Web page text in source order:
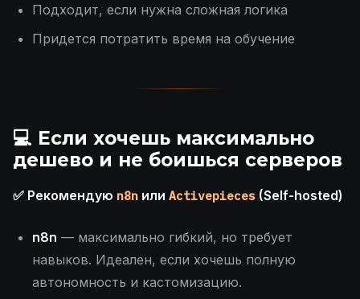
Подходит, если нужна сложная логика
Придется потратить время на обучение
💻 Если хочешь максимально
дешево и не боишься серверов
✅ Рекомендую n8n или Activepieces (Self-hosted)
n8n — максимально гибкий, но требует
навыков. Идеален, если хочешь полную
автономность и кастомизацию.